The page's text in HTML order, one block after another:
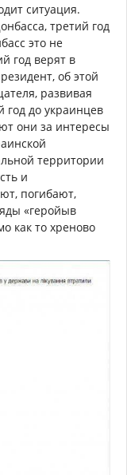
ситуация.
третий год
это не
год верят в
об этой
развивая
год до украинцев
они за интересы
территории
и
погибают,
«геройыв
как то хреново